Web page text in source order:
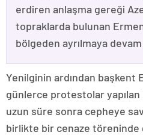
erdiren anlaşma gereği
topraklarda bulunan
bölgeden ayrılmaya
Yenilginin ardından başkent
günlerce protestolar yapılan
uzun süre sonra cepheye
birlikte bir cenaze töreninde